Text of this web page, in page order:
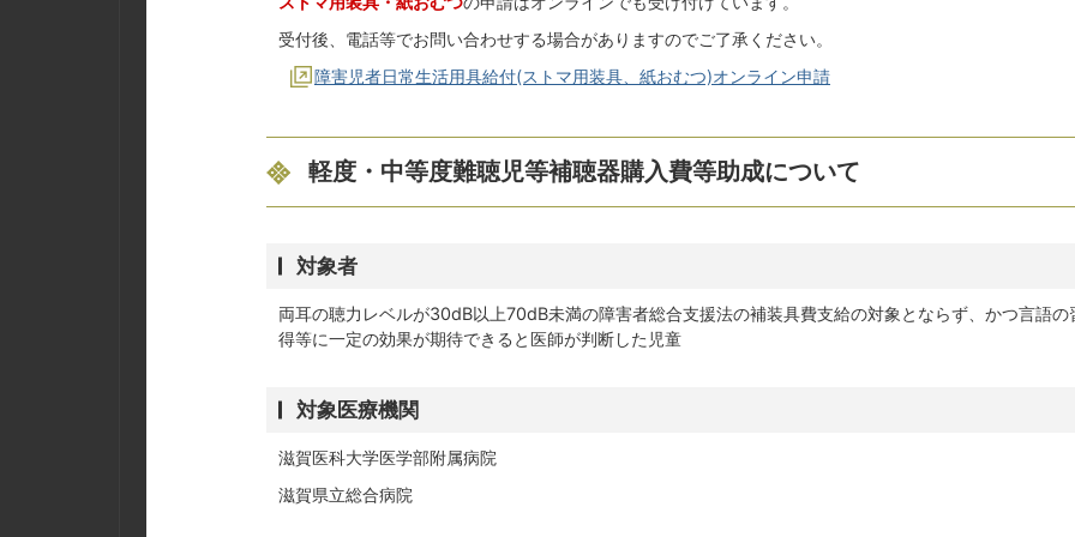
受付後、電話等でお問い合わせする場合がありますのでご了承ください。
障害児者日常生活用具給付(ストマ用装具、紙おむつ)オンライン申請
軽度・中等度難聴児等補聴器購入費等助成について
対象者
両耳の聴力レベルが30dB以上70dB未満の障害者総合支援法の補装具費支給の対象とならず、かつ言語の
得等に一定の効果が期待できると医師が判断した児童
対象医療機関
滋賀医科大学医学部附属病院
滋賀県立総合病院